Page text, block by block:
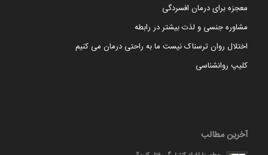
معجزه برای درمان افسردگی
مشاوره جنسی و لذت بیشتر در رابطه
اختلال روان ترسناک نیست ما به راحتی درمان می کنیم
کلیپ روانشناسی
آخرین مطالب